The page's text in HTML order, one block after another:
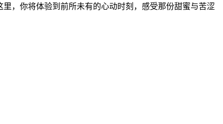
，你将体验到前所未有的心动时刻，感受那份甜蜜与苦涩